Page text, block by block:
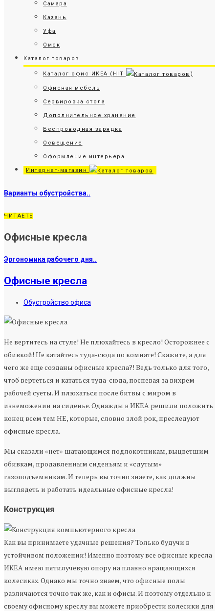
Самара
Казань
Уфа
Омск
Каталог товаров
Каталог офис ИКЕА (HIT )
Офисная мебель
Сервировка стола
Дополнительное хранение
Беспроводная зарядка
Освещение
Оформление интерьера
Интернет-магазин
Варианты обустройства..
ЧИТАЕТЕ
Офисные кресла
Эргономика рабочего дня..
Офисные кресла
Обустройство офиса
Не вертитесь на стуле! Не плюхайтесь в кресло! Осторожнее с
обивкой! Не катайтесь туда-сюда по комнате! Скажите, а для
чего же еще созданы офисные кресла?! Ведь только для того,
чтоб вертеться и кататься туда-сюда, поспевая за вихрем
рабочей суеты. И плюхаться после битвы с миром в
изнеможении на сиденье. Однажды в ИКЕА решили положить
конец всем тем НЕ, которые, словно злой рок, преследуют
офисные кресла.
Мы сказали «нет» шатающимся подлокотникам, выцветшим
обивкам, продавленным сиденьям и «сдутым»
газоподъемникам. И теперь вы точно знаете, как должны
выглядеть и работать идеальные офисные кресла!
Конструкция
Как вы принимаете удачные решения? Только будучи в
устойчивом положении! Именно поэтому все офисные кресла
ИКЕА имею пятилучевую опору на плавно вращающихся
колесиках. Однако мы точно знаем, что офисные полы
различаются точно так же, как и офисы. И поэтому отдельно к
своему офисному креслу вы можете приобрести колесики для